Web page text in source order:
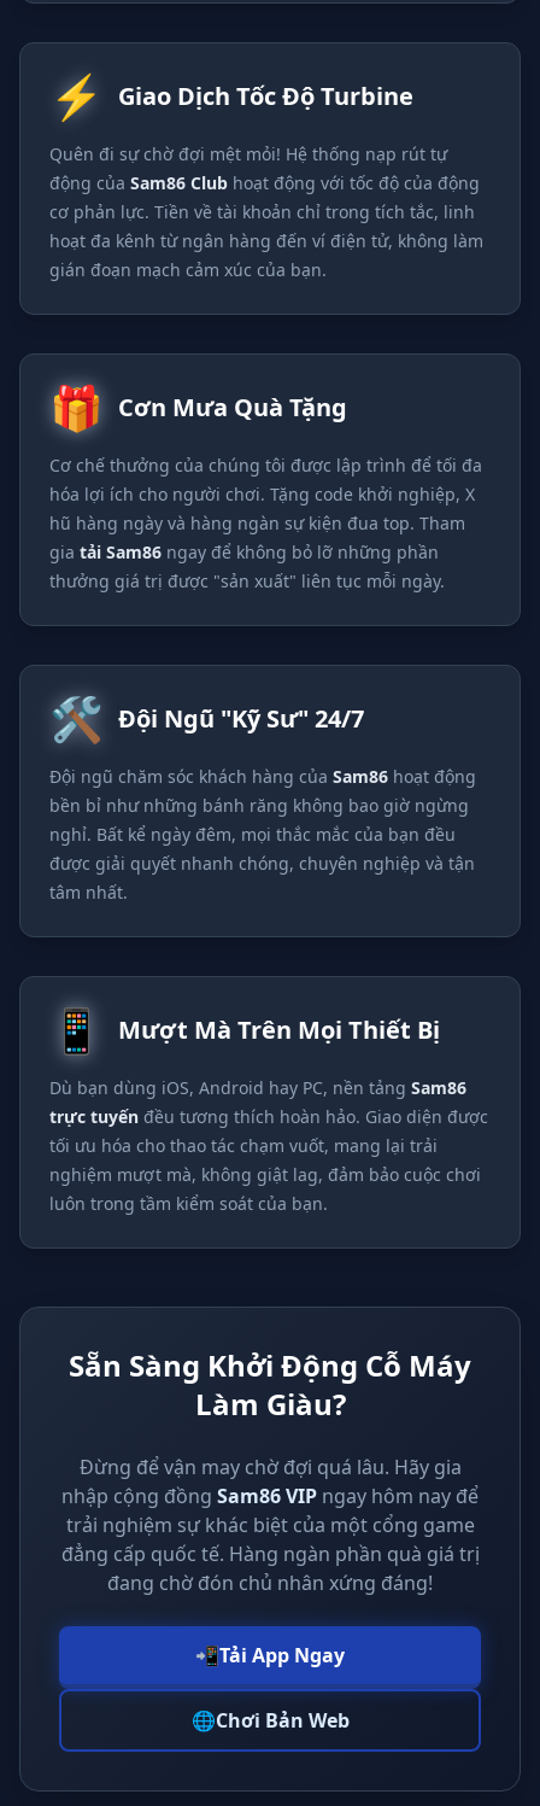
29/06/2026 NguyenTr*** no hu 76,000,000 VND 🎰
29/06/2026 NguyenDan*** thang lon 9,900,000 VND 🏆
29/06/2026 Diep*** no hu 32,000,000 VND 🚀
⚡ Giao Dịch Tốc Độ Turbine
Quên đi sự chờ đợi mệt mỏi! Hệ thống nạp rút tự
động của Sam86 Club hoạt động với tốc độ của động
cơ phản lực. Tiền về tài khoản chỉ trong tích tắc, linh
hoạt đa kênh từ ngân hàng đến ví điện tử, không làm
gián đoạn mạch cảm xúc của bạn.
🎁 Cơn Mưa Quà Tặng
Cơ chế thưởng của chúng tôi được lập trình để tối đa
hóa lợi ích cho người chơi. Tặng code khởi nghiệp, X
hũ hàng ngày và hàng ngàn sự kiện đua top. Tham
gia tải Sam86 ngay để không bỏ lỡ những phần
thưởng giá trị được "sản xuất" liên tục mỗi ngày.
🛠️ Đội Ngũ "Kỹ Sư" 24/7
Đội ngũ chăm sóc khách hàng của Sam86 hoạt động
bền bỉ như những bánh răng không bao giờ ngừng
nghỉ. Bất kể ngày đêm, mọi thắc mắc của bạn đều
được giải quyết nhanh chóng, chuyên nghiệp và tận
tâm nhất.
📱 Mượt Mà Trên Mọi Thiết Bị
Dù bạn dùng iOS, Android hay PC, nền tảng Sam86
trực tuyến đều tương thích hoàn hảo. Giao diện được
tối ưu hóa cho thao tác chạm vuốt, mang lại trải
nghiệm mượt mà, không giật lag, đảm bảo cuộc chơi
luôn trong tầm kiểm soát của bạn.
Sẵn Sàng Khởi Động Cỗ Máy
Làm Giàu?
Đừng để vận may chờ đợi quá lâu. Hãy gia
nhập cộng đồng Sam86 VIP ngay hôm nay để
trải nghiệm sự khác biệt của một cổng game
đẳng cấp quốc tế. Hàng ngàn phần quà giá trị
đang chờ đón chủ nhân xứng đáng!
📲Tải App Ngay
🌐Chơi Bản Web